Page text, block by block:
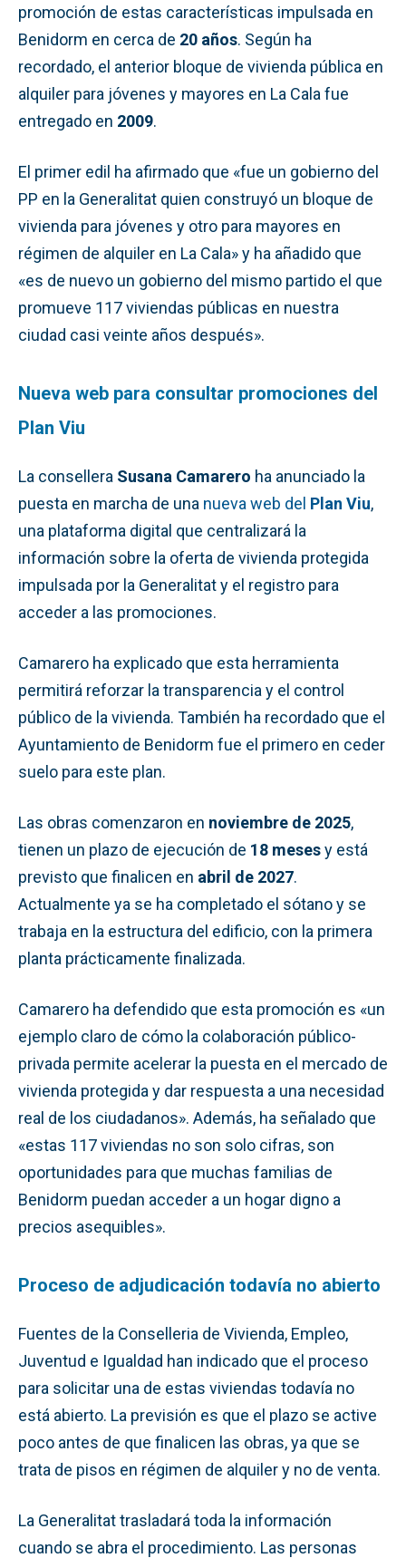
promoción de estas características impulsada en
Benidorm en cerca de 20 años. Según ha
recordado, el anterior bloque de vivienda pública en
alquiler para jóvenes y mayores en La Cala fue
entregado en 2009.
El primer edil ha afirmado que «fue un gobierno del
PP en la Generalitat quien construyó un bloque de
vivienda para jóvenes y otro para mayores en
régimen de alquiler en La Cala» y ha añadido que
«es de nuevo un gobierno del mismo partido el que
promueve 117 viviendas públicas en nuestra
ciudad casi veinte años después».
Nueva web para consultar promociones del
Plan Viu
La consellera Susana Camarero ha anunciado la
puesta en marcha de una nueva web del Plan Viu,
una plataforma digital que centralizará la
información sobre la oferta de vivienda protegida
impulsada por la Generalitat y el registro para
acceder a las promociones.
Camarero ha explicado que esta herramienta
permitirá reforzar la transparencia y el control
público de la vivienda. También ha recordado que el
Ayuntamiento de Benidorm fue el primero en ceder
suelo para este plan.
Las obras comenzaron en noviembre de 2025,
tienen un plazo de ejecución de 18 mesesy está
previsto que finalicen en abril de 2027.
Actualmente ya se ha completado el sótano y se
trabaja en la estructura del edificio, con la primera
planta prácticamente finalizada.
Camarero ha defendido que esta promoción es «un
ejemplo claro de cómo la colaboración público-
privada permite acelerar la puesta en el mercado de
vivienda protegida y dar respuesta a una necesidad
real de los ciudadanos». Además, ha señalado que
«estas 117 viviendas no son solo cifras, son
oportunidades para que muchas familias de
Benidorm puedan acceder a un hogar digno a
precios asequibles».
Proceso de adjudicación todavía no abierto
Fuentes de la Conselleria de Vivienda, Empleo,
Juventud e Igualdad han indicado que el proceso
para solicitar una de estas viviendas todavía no
está abierto. La previsión es que el plazo se active
poco antes de que finalicen las obras, ya que se
trata de pisos en régimen de alquiler y no de venta.
La Generalitat trasladará toda la información
cuando se abra el procedimiento. Las personas